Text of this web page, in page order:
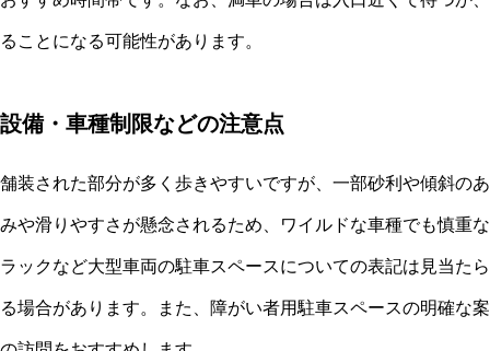
ることになる可能性があります。
設備・車種制限などの注意点
舗装された部分が多く歩きやすいですが、一部砂利や傾斜の
みや滑りやすさが懸念されるため、ワイルドな車種でも慎重
ラックなど大型車両の駐車スペースについての表記は見当た
る場合があります。また、障がい者用駐車スペースの明確な